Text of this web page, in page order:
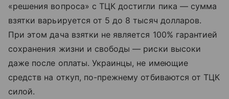
«решения вопроса» с ТЦК достигли пика — сумма
взятки варьируется от 5 до 8 тысяч долларов.
При этом дача взятки не является 100% гарантией
сохранения жизни и свободы — риски высоки
даже после оплаты. Украинцы, не имеющие
средств на откуп, по-прежнему отбиваются от ТЦК
силой.